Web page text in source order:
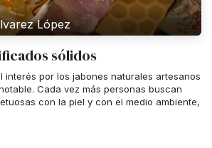
López
sólidos
interés por los jabones naturales artesanos
Cada vez más personas buscan
con la piel y con el medio ambiente,